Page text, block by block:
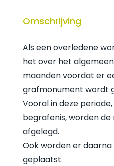
Omschrijving
Als een overledene
het over het
maanden voordat er
grafmonument wordt
Vooral in deze
begrafenis, worden
afgelegd.
Ook worden er
geplaatst.